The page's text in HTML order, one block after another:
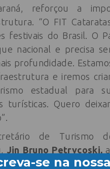
reforçou a
“O FIT
festivais do Brasil. O
nacional e precisa
profundidade.
e iremos
estadual para
turísticas. Quero
de Turismo
Jin Bruno Petrycoski,
vive o seu melhor